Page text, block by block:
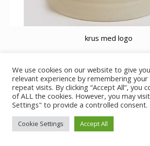
krus med logo
© GutBier - 2019
Ejet og ledet af
We use cookies on our website to give
relevant experience by remembering
repeat visits. By clicking “Accept All”, you
of ALL the cookies. However, you may
Settings" to provide a controlled consent.
Cookie Settings Accept All